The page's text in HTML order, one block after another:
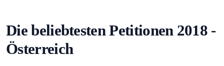
Die beliebtesten Petitionen 2018 -
Österreich